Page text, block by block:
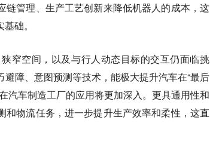
管理、生产工艺创新来降低机器人的成本，这
础。
窄空间，以及与行人动态目标的交互仍面临挑
障、意图预测等技术，能极大提升汽车在“最后
汽车制造工厂的应用将更加深入。更具通用性和
物流任务，进一步提升生产效率和柔性，这直